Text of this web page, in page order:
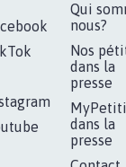
Qui
nous?
Nos
dans la
presse
dans la
presse